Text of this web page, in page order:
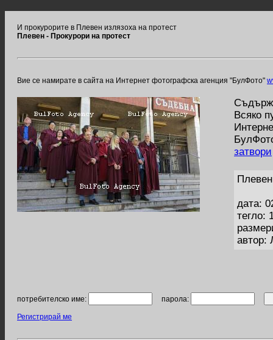
И прокурорите в Плевен излязоха на протест
Плевен - Прокурори на протест
Вие се намирате в сайта на Интернет фотографска агенция "БулФото"
Всяко
затвори
дата:
тегло:
автор:
потребителско име: парола:
Регистрирай ме